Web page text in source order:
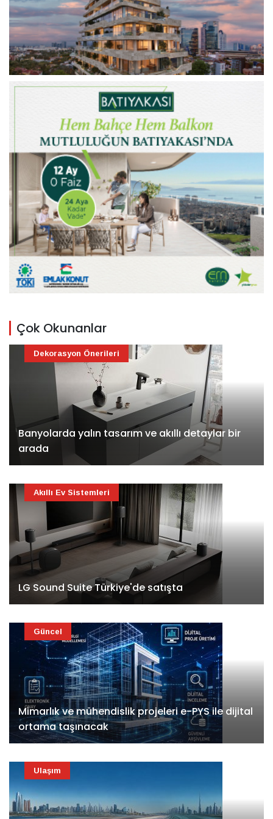
Çok Okunanlar
Banyolarda yalın tasarım ve akıllı detaylar bir
arada
Dekorasyon Önerileri
LG Sound Suite Türkiye'de satışta
Akıllı Ev Sistemleri
Mimarlık ve mühendislik projeleri e-PYS ile dijital
ortama taşınacak
Güncel
Ulaşım